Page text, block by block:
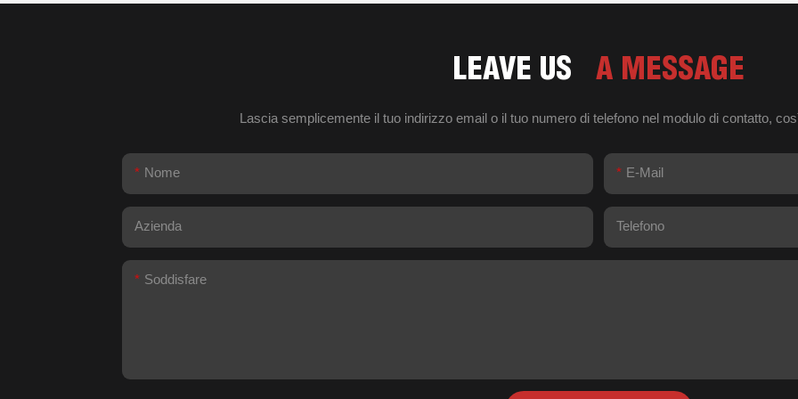
LEAVE US A MESSAGE
Lascia semplicemente il tuo indirizzo email o il tuo numero di telefono nel modulo di contatto,
Nome E-Mail
Azienda Telefono
Soddisfare